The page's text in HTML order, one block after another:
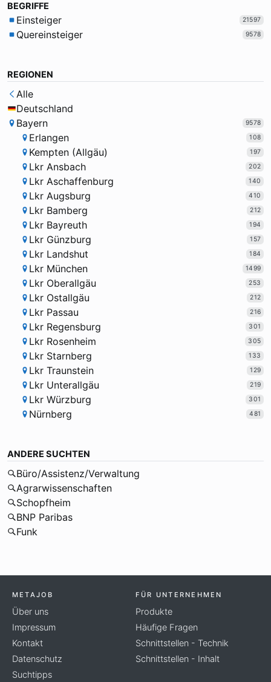
BEGRIFFE
Einsteiger 21597
Quereinsteiger 9578
REGIONEN
Alle
Deutschland
Bayern
9578
Erlangen 108
Kempten (Allgäu) 197
Lkr Ansbach 202
Lkr Aschaffenburg 140
Lkr Augsburg 410
Lkr Bamberg 212
Lkr Bayreuth 194
Lkr Günzburg 157
Lkr Landshut 184
Lkr München 1499
Lkr Oberallgäu 253
Lkr Ostallgäu 212
Lkr Passau 216
Lkr Regensburg 301
Lkr Rosenheim 305
Lkr Starnberg 133
Lkr Traunstein 129
Lkr Unterallgäu 219
Lkr Würzburg 301
Nürnberg 481
ANDERE SUCHTEN
Büro/Assistenz/Verwaltung
Agrarwissenschaften
Schopfheim
BNP Paribas
Funk
METAJOB
Über uns
Impressum
Kontakt
Datenschutz
Suchtipps
FÜR UNTERNEHMEN
Produkte
Häufige Fragen
Schnittstellen - Technik
Schnittstellen - Inhalt